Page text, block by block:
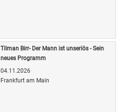
Tilman Birr- Der Mann ist unseriös - Sein
neues Programm
04.11.2026
Frankfurt am Main